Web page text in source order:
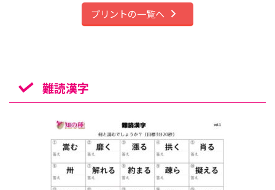
プリントの一覧へ
難読漢字